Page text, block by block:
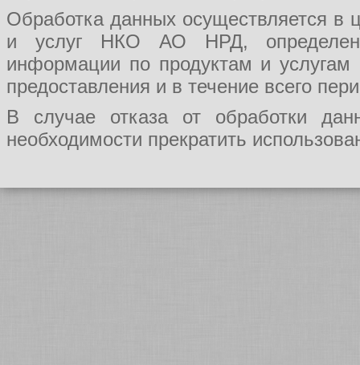
Обработка данных осуществляется в
и услуг НКО АО НРД, определения
информации по продуктам и
предоставления и в течение всего
В случае отказа от обработки
необходимости прекратить